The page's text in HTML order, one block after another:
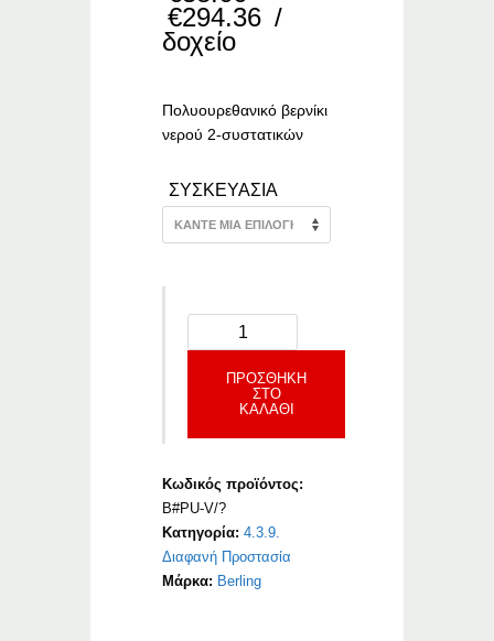
€294.36 Price
€294.36
/
δοχείο
Πολυουρεθανικό βερνίκι
νερού 2-συστατικών
ΣΥΣΚΕΥΑΣΙΑ
ΠΡΟΣΘΉΚΗ
ΣΤΟ
ΚΑΛΆΘΙ
Κωδικός προϊόντος:
B#PU-V/?
Κατηγορία:4.3.9.
Διαφανή Προστασία
Μάρκα: Berling